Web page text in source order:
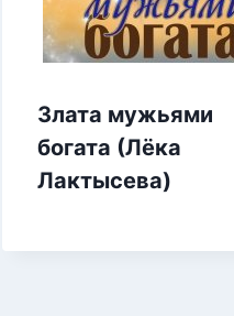
Злата мужьями
богата (Лёка
Лактысева)